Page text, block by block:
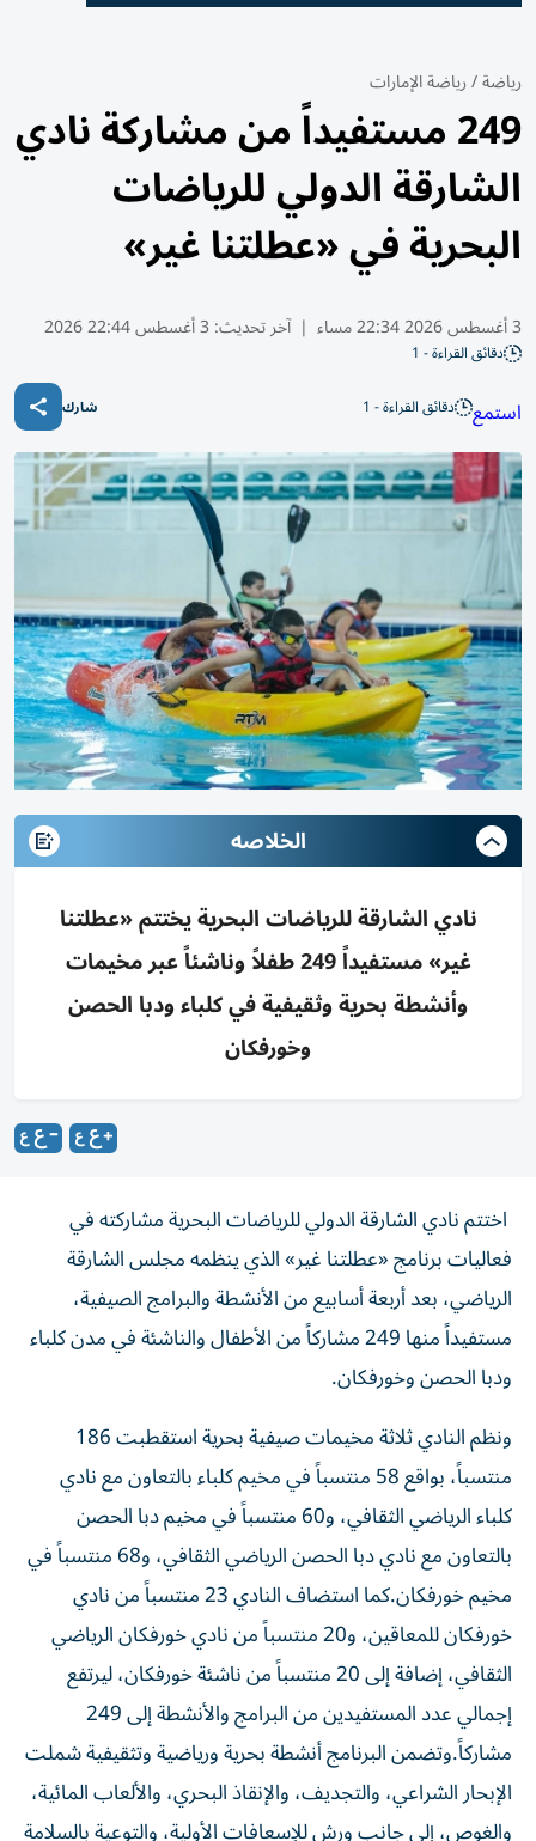
رياضة/رياضة الإمارات
249 مستفيداً من مشاركة نادي
الشارقة الدولي للرياضات
البحرية في «عطلتنا غير»
3 أغسطس 2026 22:34 مساء | آخر تحديث: 3 أغسطس 22:44 2026
دقائق القراءة - 1
استمع دقائق القراءة - 1 شارك
الخلاصه
نادي الشارقة للرياضات البحرية يختتم «عطلتنا
غير» مستفيداً 249 طفلاً وناشئاً عبر مخيمات
وأنشطة بحرية وثقيفية في كلباء ودبا الحصن
وخورفكان
اختتم نادي الشارقة الدولي للرياضات البحرية مشاركته في
فعاليات برنامج «عطلتنا غير» الذي ينظمه مجلس الشارقة
الرياضي، بعد أربعة أسابيع من الأنشطة والبرامج الصيفية،
مستفيداً منها 249 مشاركاً من الأطفال والناشئة في مدن كلباء
ودبا الحصن وخورفكان.
ونظم النادي ثلاثة مخيمات صيفية بحرية استقطبت 186
منتسباً، بواقع 58 منتسباً في مخيم كلباء بالتعاون مع نادي
كلباء الرياضي الثقافي، و60 منتسباً في مخيم دبا الحصن
بالتعاون مع نادي دبا الحصن الرياضي الثقافي، و68 منتسباً في
مخيم خورفكان.كما استضاف النادي 23 منتسباً من نادي
خورفكان للمعاقين، و20 منتسباً من نادي خورفكان الرياضي
الثقافي، إضافة إلى 20 منتسباً من ناشئة خورفكان، ليرتفع
إجمالي عدد المستفيدين من البرامج والأنشطة إلى 249
مشاركاً.وتضمن البرنامج أنشطة بحرية ورياضية وتثقيفية شملت
الإبحار الشراعي، والتجديف، والإنقاذ البحري، والألعاب المائية،